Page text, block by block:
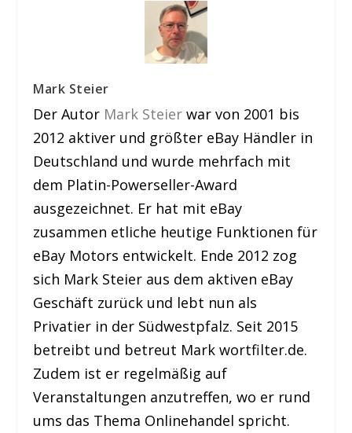
Mark Steier
Der Autor Mark Steier war von 2001 bis
2012 aktiver und größter eBay Händler in
Deutschland und wurde mehrfach mit
dem Platin-Powerseller-Award
ausgezeichnet. Er hat mit eBay
zusammen etliche heutige Funktionen für
eBay Motors entwickelt. Ende 2012 zog
sich Mark Steier aus dem aktiven eBay
Geschäft zurück und lebt nun als
Privatier in der Südwestpfalz. Seit 2015
betreibt und betreut Mark wortfilter.de.
Zudem ist er regelmäßig auf
Veranstaltungen anzutreffen, wo er rund
ums das Thema Onlinehandel spricht.